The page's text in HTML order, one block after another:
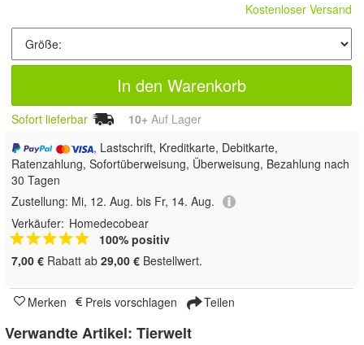
Kostenloser Versand
In den Warenkorb
Sofort lieferbar 10+ Auf Lager
, Lastschrift, Kreditkarte, Debitkarte,
Ratenzahlung, Sofortüberweisung, Überweisung, Bezahlung nach
30 Tagen
Zustellung: Mi, 12. Aug. bis Fr, 14. Aug.
Verkäufer: Homedecobear
100% positiv
7,00 € Rabatt ab 29,00 € Bestellwert.
Merken Preis vorschlagen Teilen
Verwandte Artikel: Tierwelt